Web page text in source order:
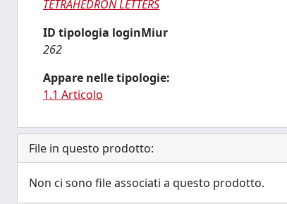
TETRAHEDRON LETTERS
ID tipologia loginMiur
262
Appare nelle tipologie:
1.1 Articolo
File in questo prodotto:
Non ci sono file associati a questo prodotto.